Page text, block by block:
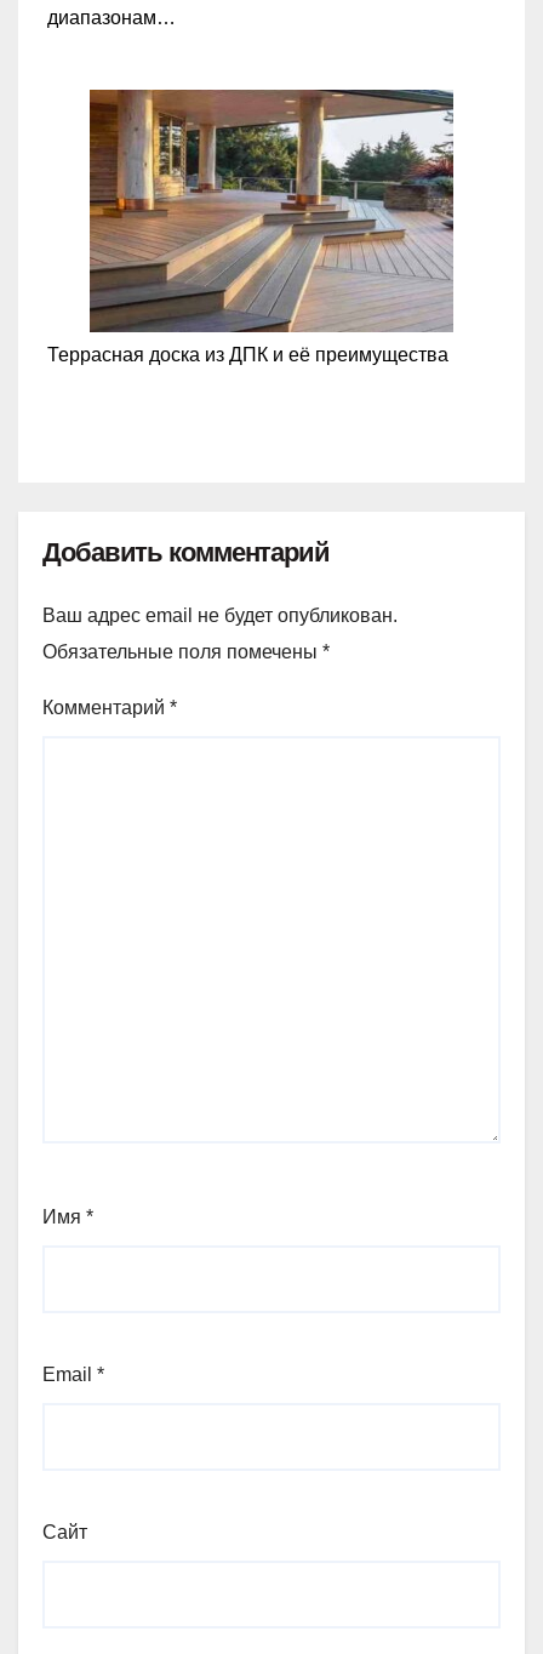
диапазонам…
Террасная доска из ДПК и её преимущества
Добавить комментарий
Ваш адрес email не будет опубликован.
Обязательные поля помечены *
Комментарий *
Имя *
Email *
Сайт